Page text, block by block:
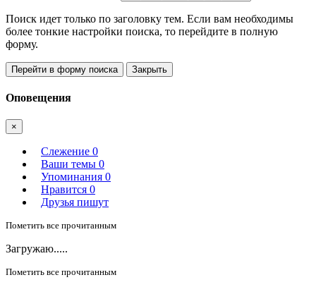
Поиск идет только по заголовку тем. Если вам необходимы
более тонкие настройки поиска, то перейдите в полную
форму.
Перейти в форму поиска Закрыть
Оповещения
×
Слежение 0
Ваши темы 0
Упоминания 0
Нравится 0
Друзья пишут
Пометить все прочитанным
Загружаю.....
Пометить все прочитанным